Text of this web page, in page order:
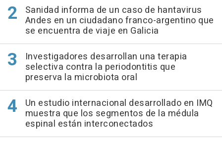
Sanidad informa de un caso de hantavirus
Andes en un ciudadano franco-argentino que
se encuentra de viaje en Galicia
Investigadores desarrollan una terapia
selectiva contra la periodontitis que
preserva la microbiota oral
Un estudio internacional desarrollado en IMQ
muestra que los segmentos de la médula
espinal están interconectados